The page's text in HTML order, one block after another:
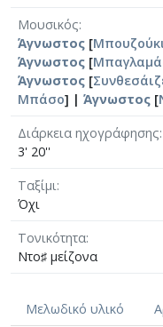
Μουσικός
Άγνωστος [
Άγνωστος [
Άγνωστος [
Μπάσο] | Άγνωστος [
Διάρκεια ηχογράφησης
3' 20''
Ταξίμι
Όχι
Τονικότητα
Ντο♯ μείζονα
Μελωδικό υλικό